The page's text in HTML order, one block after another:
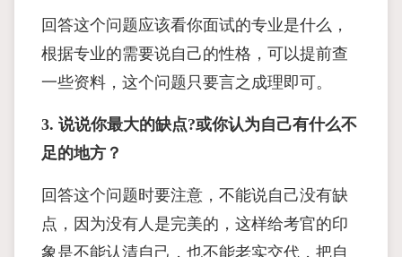
回答这个问题应该看你面试的专业是什么，
根据专业的需要说自己的性格，可以提前查
一些资料，这个问题只要言之成理即可。
3. 说说你最大的缺点?或你认为自己有什么不
足的地方？
回答这个问题时要注意，不能说自己没有缺
点，因为没有人是完美的，这样给考官的印
象是不能认清自己，也不能老实交代，把自